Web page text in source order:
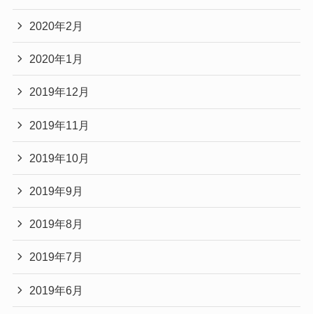
2020年2月
2020年1月
2019年12月
2019年11月
2019年10月
2019年9月
2019年8月
2019年7月
2019年6月